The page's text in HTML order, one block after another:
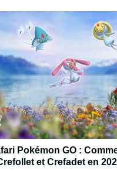
Pokémon GO :
et Crefadet en